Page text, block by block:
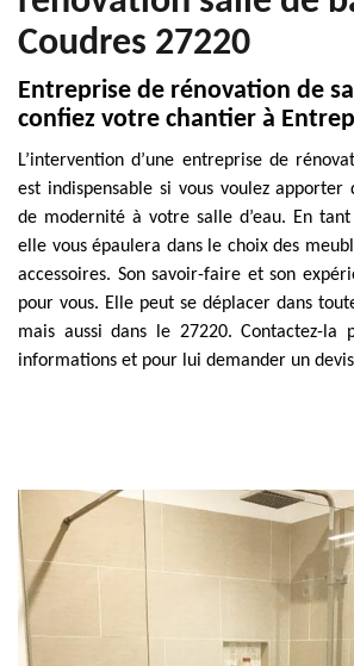
Coudres 27220
Entreprise de rénovation de
confiez votre chantier à
L’intervention d’une entreprise de
est indispensable si vous voulez apporter
de modernité à votre salle d’eau. En
elle vous épaulera dans le choix des
accessoires. Son savoir-faire et son
pour vous. Elle peut se déplacer dans
mais aussi dans le 27220. Contactez-la
informations et pour lui demander un